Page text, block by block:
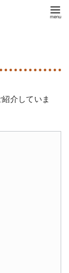
介していま